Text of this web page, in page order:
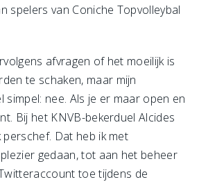
spelers van Coniche Topvolleybal
afvragen of het moeilijk is
te schaken, maar mijn
simpel: nee. Als je er maar open en
Bij het KNVB-bekerduel Alcides
perschef. Dat heb ik met
gedaan, tot aan het beheer
toe tijdens de